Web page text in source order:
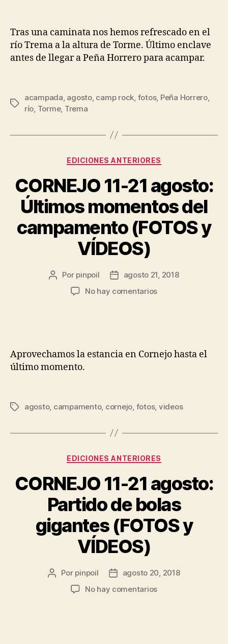
Tras una caminata nos hemos refrescado en el
río Trema a la altura de Torme. Último enclave
antes de llegar a Peña Horrero para acampar.
acampada agosto, camp rock fotos, Peña Horrero,
río Torme, Trema
EDICIONES ANTERIORES
CORNEJO 11-21 agosto:
Últimos momentos del
campamento (FOTOS y
VÍDEOS)
Por pinpoil
agosto 21, 2018
No hay comentarios
Aprovechamos la estancia en Cornejo hasta el
último momento.
agosto, campamento, cornejo fotos, videos
EDICIONES ANTERIORES
CORNEJO 11-21 agosto:
Partido de bolas
gigantes (FOTOS y
VÍDEOS)
Por pinpoil
agosto 20, 2018
No hay comentarios